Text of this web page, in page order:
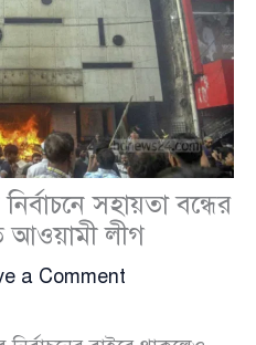
সহায়তা বন্ধের
আওয়ামী লীগ
a Comment